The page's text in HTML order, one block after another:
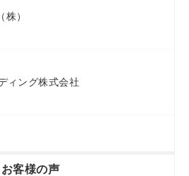
キ機械（旧ナカガワ農機商会）
ィング株式会社
株）
ィング株式会社
お客様の声